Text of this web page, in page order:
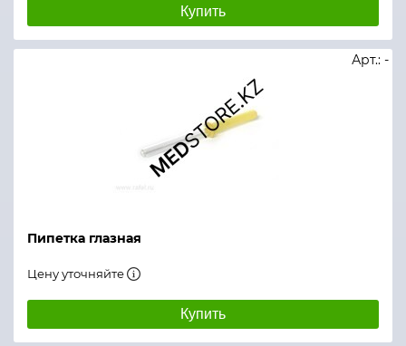
Купить
Пипетка глазная
Арт.: -
Цену уточняйте
Купить